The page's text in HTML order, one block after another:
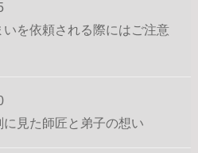
いを依頼される際にはご注意
に見た師匠と弟子の想い